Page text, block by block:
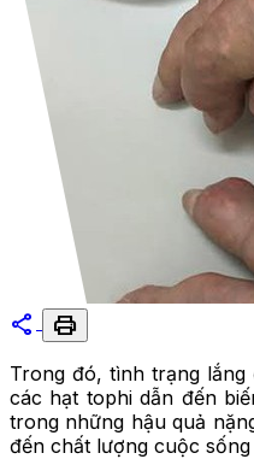
share print
Trong đó, tình trạng
các hạt tophi dẫn đến
trong những hậu quả
đến chất lượng cuộc